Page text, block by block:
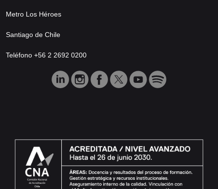
Metro Los Héroes
Santiago de Chile
Teléfono +56 2 2692 0200